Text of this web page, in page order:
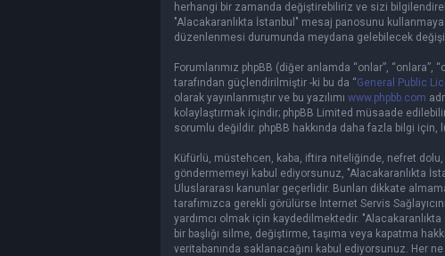
herhangi bir zamanda değiştirebiliriz ve sizi
"Alacakaranlıkta İstanbul" mesaj panosunu
düzenlenmesi durumunda meydana gelebilecek
Forumlarımız phpBB (diğer anlamda “onlar”, “onlara”,
tarafından güçlendirilmiştir -ki bu da “General Public
olarak yayınlanmıştır ve bu yazılımı www.phpbb.com
kolaylaştırmak içindir; phpBB Limited müsaade
sorumlu değildir. phpBB hakkında daha fazla bilgi için,
Küfürlü, müstehcen, kaba, iftira niteliğinde, nefret
göndermemeyi kabul ediyorsunuz, "Alacakaranlıkta
Uluslararası kanunlar geçerlidir. Bunları dikkate
tarafımızca gerekli görülürse İnternet Servis
yardımcı olmak için kaydedilmektedir.
bir başlığı silme, değiştirme, taşıma veya kapatma
veritabanında saklanacağını kabul ediyorsunuz. Her